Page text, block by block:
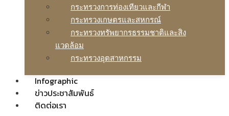
กระทรวงการท่องเทียวและกีฬา
กระทรวงเกษตรและสหกรณ์
กระทรวงทรัพยากรธรรมชาติและสิง
แวดล้อม
กระทรวงอุตสาหกรรม
Infographic
ข่าวประชาสัมพันธ์
ติดต่อเรา